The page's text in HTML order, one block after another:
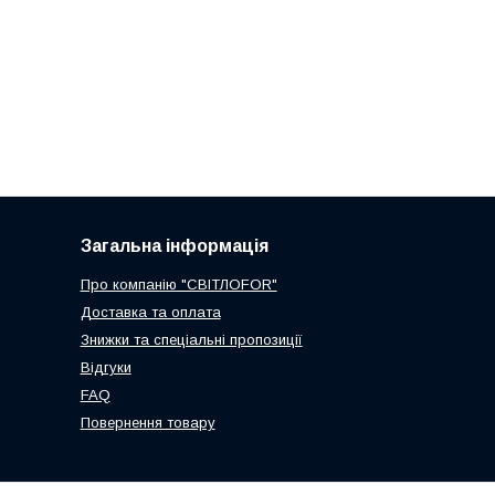
Загальна інформація
Про компанію "СВІТЛОFОR"
Доставка та оплата
Знижки та спеціальні пропозиції
Відгуки
FAQ
Повернення товару